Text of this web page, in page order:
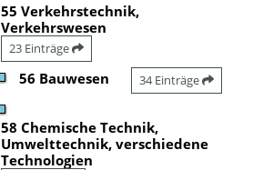
55 Verkehrstechnik,
Verkehrswesen
23 Einträge
56 Bauwesen 34 Einträge
58 Chemische Technik,
Umwelttechnik, verschiedene
Technologien